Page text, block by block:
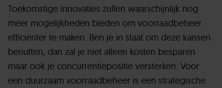
Toekomstige innovaties zullen waarschijnlijk nog
meer mogelijkheden bieden om voorraadbeheer
efficiënter te maken. Ben je in staat om deze kansen
benutten, dan zal je niet alleen kosten besparen
maar ook je concurrentiepositie versterken. Voor
een duurzaam voorraadbeheer is een strategische